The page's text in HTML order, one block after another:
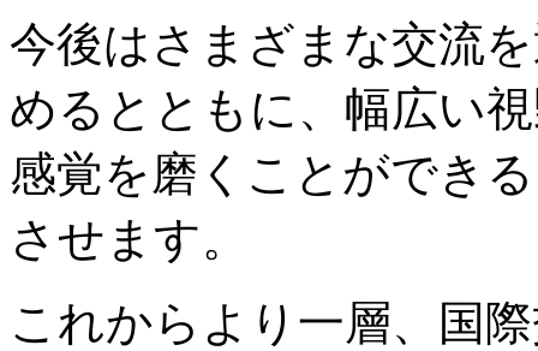
今後はさまざまな交流
めるとともに、幅広い
感覚を磨くことができ
させます。
これからより一層、国